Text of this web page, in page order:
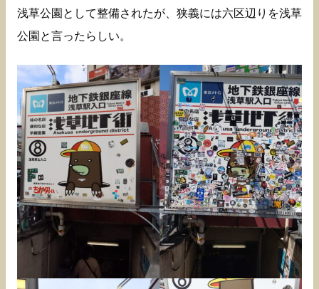
浅草公園として整備されたが、狭義には六区辺りを浅草
公園と言ったらしい。